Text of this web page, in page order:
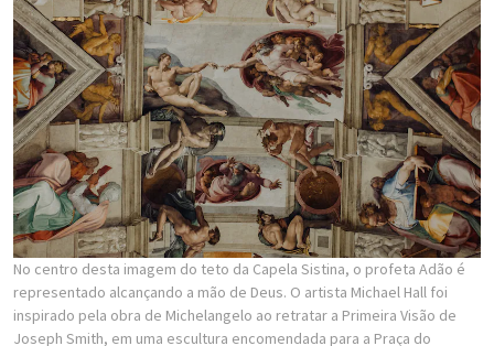
No centro desta imagem do teto da Capela Sistina, o profeta Adão é
representado alcançando a mão de Deus. O artista Michael Hall foi
inspirado pela obra de Michelangelo ao retratar a Primeira Visão de
Joseph Smith, em uma escultura encomendada para a Praça do